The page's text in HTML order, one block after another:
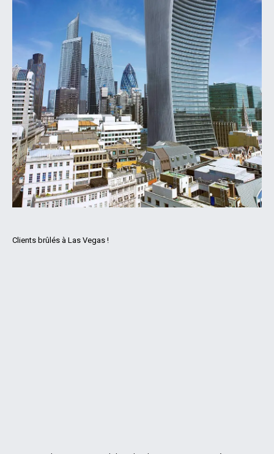
Clients brûlés à Las Vegas !